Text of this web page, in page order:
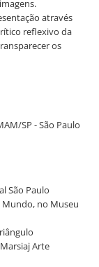
através
reflexivo da
os
SP - São Paulo
São Paulo
Mundo, no Museu
Arte